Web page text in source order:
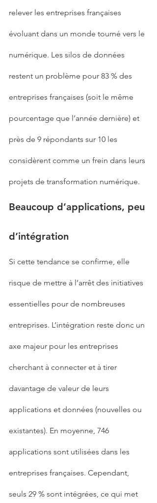
relever les entreprises françaises
évoluant dans un monde tourné vers le
numérique. Les silos de données
restent un problème pour 83 % des
entreprises françaises (soit le même
pourcentage que l’année dernière) et
près de 9 répondants sur 10 les
considèrent comme un frein dans leurs
projets de transformation numérique.
Beaucoup d’applications, peu
d’intégration
Si cette tendance se confirme, elle
risque de mettre à l’arrêt des initiatives
essentielles pour de nombreuses
entreprises. L’intégration reste donc un
axe majeur pour les entreprises
cherchant à connecter et à tirer
davantage de valeur de leurs
applications et données (nouvelles ou
existantes). En moyenne, 746
applications sont utilisées dans les
entreprises françaises. Cependant,
seuls 29 % sont intégrées, ce qui met